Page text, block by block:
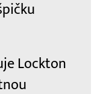
Lockton